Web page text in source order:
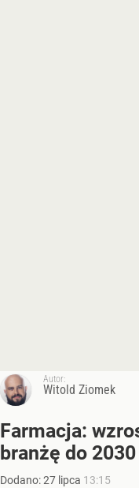
Autor:
Witold Ziomek
Farmacja:
branżę do
Dodano:27 lipca 13:15